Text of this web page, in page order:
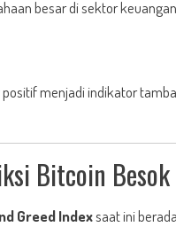
besar di sektor
menjadi indikator
Bitcoin Besok
Greed Indexsaat ini